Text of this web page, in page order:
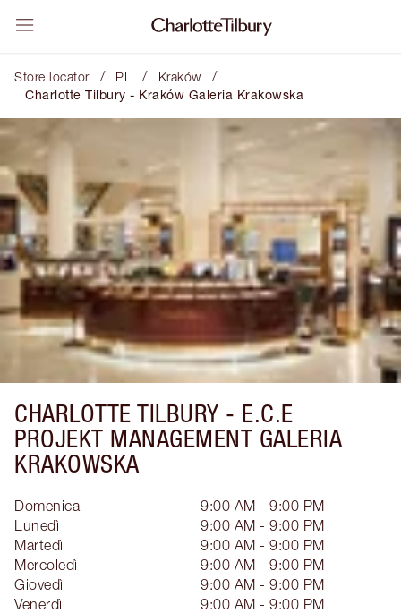
Store locator / PL / Kraków /
Charlotte Tilbury - Kraków Galeria Krakowska
CHARLOTTE TILBURY - E.C.E
PROJEKT MANAGEMENT GALERIA
KRAKOWSKA
Domenica
9:00 AM - 9:00 PM
Lunedì
9:00 AM - 9:00 PM
Martedì
9:00 AM - 9:00 PM
Mercoledì
9:00 AM - 9:00 PM
Giovedì
9:00 AM - 9:00 PM
Venerdì
9:00 AM - 9:00 PM